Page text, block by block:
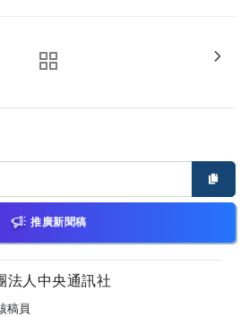
推廣新聞稿
法人中央通訊社
稿員